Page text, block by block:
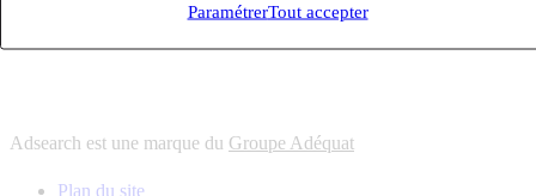
ParamétrerTout accepter
proximité avec nos clients et nos talents
Adsearch est une marque du Groupe Adéquat
Plan du site